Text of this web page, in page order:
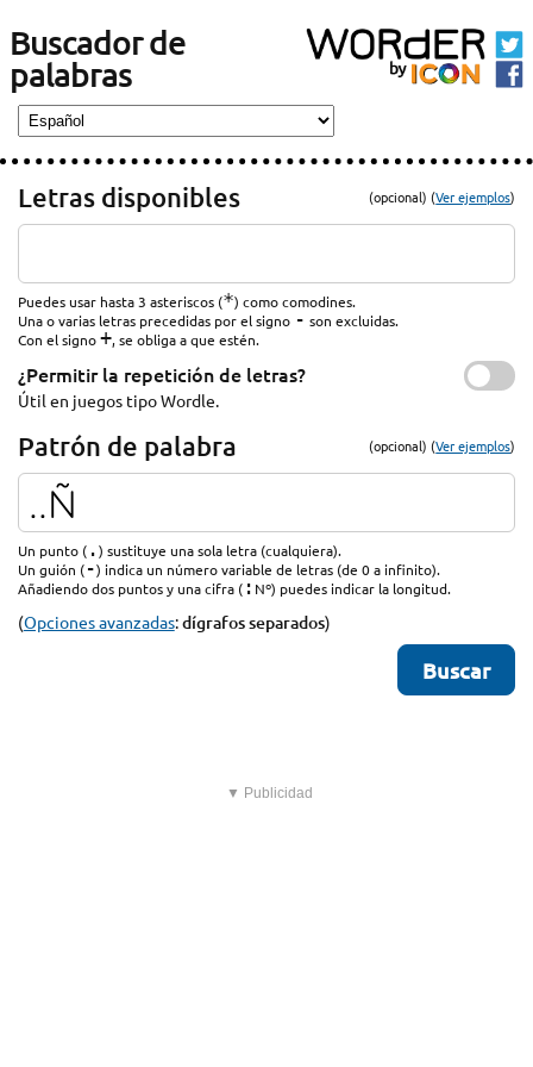
Buscador de
palabras
Letras disponibles (opcional) (Ver ejemplos)
Puedes usar hasta 3 asteriscos (*) como comodines.
Una o varias letras precedidas por el signo - son excluidas.
Con el signo+, se obliga a que estén.
¿Permitir la repetición de letras?
Útil en juegos tipo Wordle.
Patrón de palabra (opcional) (Ver ejemplos)
Un punto (.) sustituye una sola letra (cualquiera).
Un guión (-) indica un número variable de letras (de 0 a infinito).
Añadiendo dos puntos y una cifra (: Nº) puedes indicar la longitud.
(Opciones avanzadas:dígrafos separados)
▼ Publicidad